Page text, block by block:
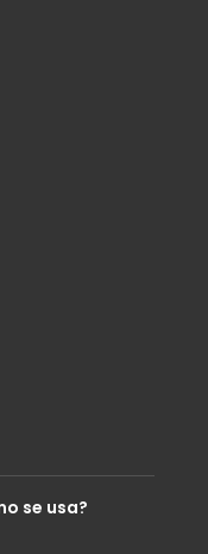
se usa?